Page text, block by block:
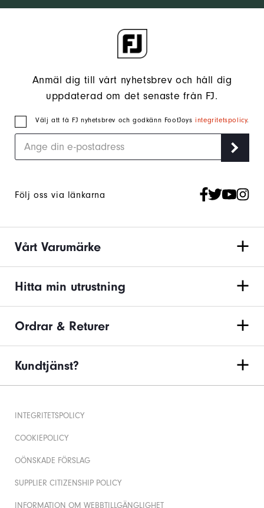
Anmäl dig till vårt nyhetsbrev och håll dig
uppdaterad om det senaste från FJ.
Välj att få FJ nyhetsbrev och godkänn FootJoysintegritetspolicy.
Följ oss via länkarna
Vårt Varumärke
Hitta min utrustning
Ordrar & Returer
Kundtjänst?
INTEGRITETSPOLICY
COOKIEPOLICY
OÖNSKADE FÖRSLAG
SUPPLIER CITIZENSHIP POLICY
INFORMATION OM WEBBTILLGÄNGLIGHET